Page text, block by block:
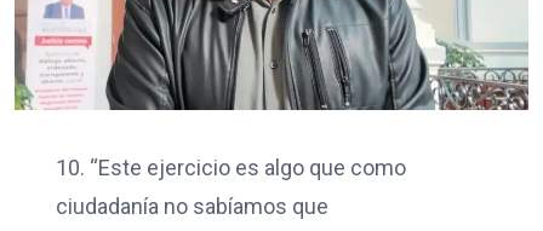
10. “Este ejercicio es algo que como
ciudadanía no sabíamos que